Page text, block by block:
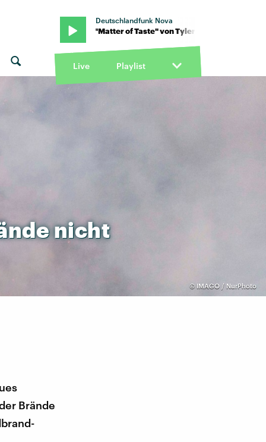
Deutschlandfunk Nova
· "Matter of Taste" von Tyler Ballgame · "Matter of Taste"
Live Playlist
© IMAGO / NurPhoto
nicht
Brände